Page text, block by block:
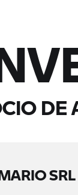
DE
SRL